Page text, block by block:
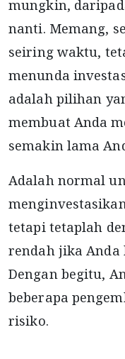
mungkin,
nanti. Memang,
seiring waktu,
menunda
adalah pilihan
membuat Anda
semakin lama
Adalah normal
tetapi tetaplah
rendah jika
Dengan begitu,
beberapa
risiko.